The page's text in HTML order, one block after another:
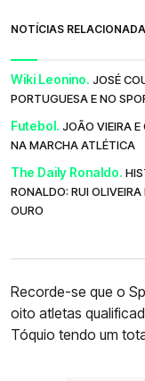
NOTÍCIAS
Wiki Leonino. JOSÉ
PORTUGUESA E NO
Futebol. JOÃO VIEIRA E
NA MARCHA ATLÉTICA
The Daily Ronaldo.
RONALDO: RUI
OURO
Recorde-se que o
oito atletas
Tóquio tendo um